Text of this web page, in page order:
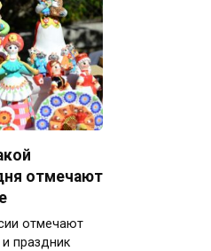
отмечают
отмечают
праздник